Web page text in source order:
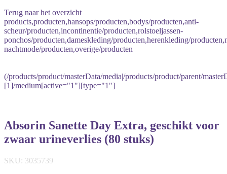
Terug naar het overzicht
products,producten,hansops/producten,bodys/producten,anti-
scheur/producten,incontinentie/producten,rolstoeljassen-
ponchos/producten,dameskleding/producten,herenkleding/
nachtmode/producten,overige/producten
(/products/product/masterData/media|/products/product/parent/
[1]/medium[active="1"][type="1"]
Absorin Sanette Day Extra, geschikt voor
zwaar urineverlies (80 stuks)
SKU: 3035739